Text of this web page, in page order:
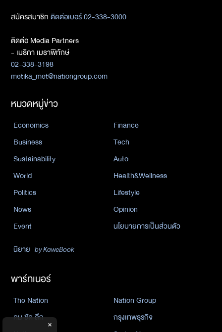
สมัครสมาชิกติดต่อเบอร์ 02-338-3000
ติดต่อ Media Partners
- เมธิกา เมธาพิทักษ์
02-338-3198
metika_met@nationgroup.com
หมวดหมู่ข่าว
Economics
Finance
Business
Tech
Sustainability
Auto
World
Health&Wellness
Politics
Lifestyle
News
Opinion
Event
นโยบายการเป็นส่วนตัว
นิยาย by KaweBook
พาร์ทเนอร์
The Nation
Nation Group
คม ชัด ลึก
กรุงเทพธุรกิจ
×